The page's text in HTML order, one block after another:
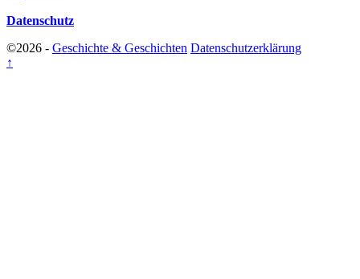
Datenschutz
©2026 - Geschichte & Geschichten Datenschutzerklärung
↑